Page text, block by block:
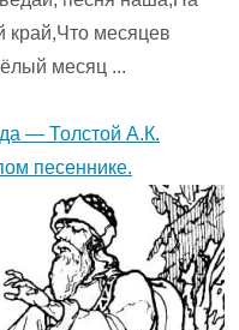
край,Что месяцев
месяц ...
— Толстой А.К.
песеннике.